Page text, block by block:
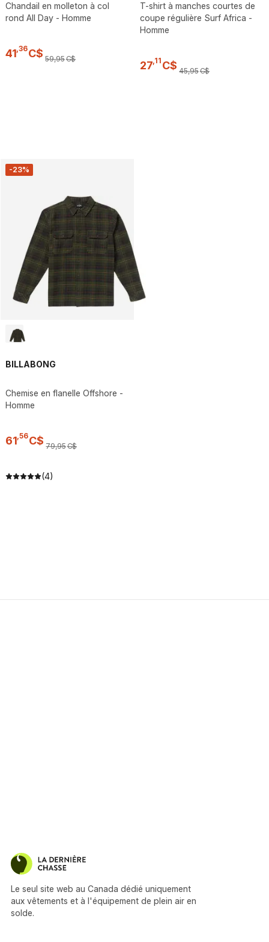
Chandail en molleton à col
rond All Day - Homme
41,36C$ 59,95C$
T-shirt à manches courtes de
coupe régulière Surf Africa -
Homme
27,11 C$ 45,95C$
-23%
BILLABONG
Chemise en flanelle Offshore -
Homme
61 56C$ 79,95C$
(4)
Le seul site web au Canada dédié uniquement
aux vêtements et à l'équipement de plein air en
solde.